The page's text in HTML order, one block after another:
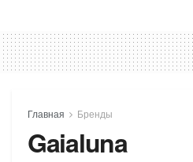
Главная Бренды
Gaialuna